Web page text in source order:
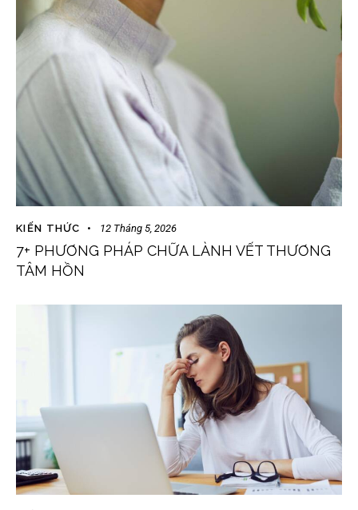
KIẾN THỨC 12 Tháng 5, 2026
7+ PHƯƠNG PHÁP CHỮA LÀNH VẾT THƯƠNG
TÂM HỒN